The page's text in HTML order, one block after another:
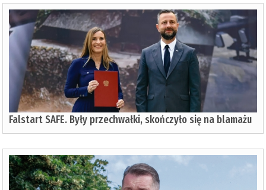
Falstart SAFE. Były przechwałki, skończyło się na blamażu